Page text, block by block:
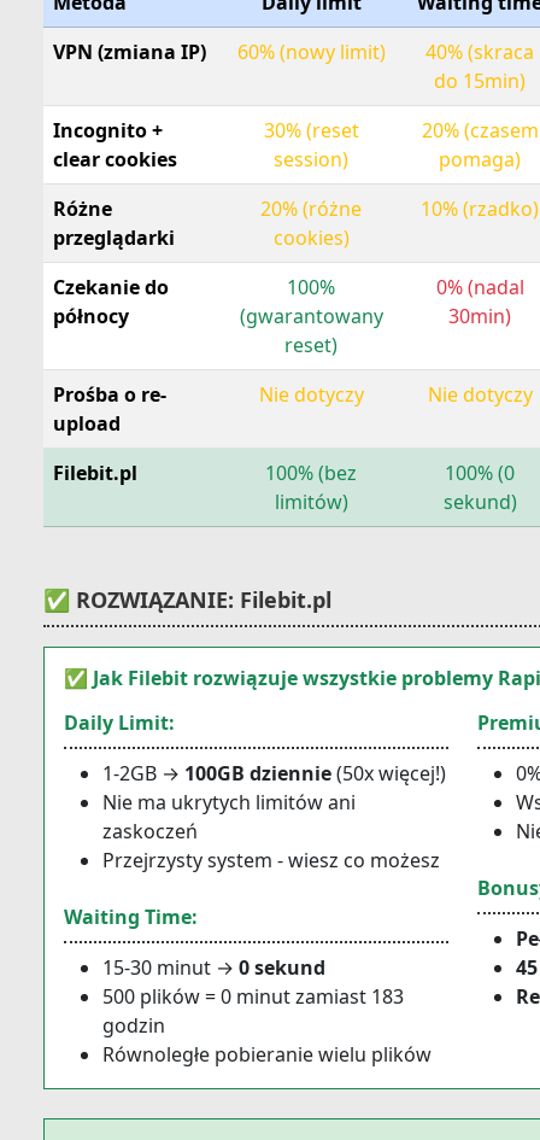
VPN (zmiana IP)
60% (nowy limit)
40% (skraca
do 15min)
Incognito +
clear cookies
30% (reset
session)
20% (czasem
pomaga)
Różne
przeglądarki
20% (różne
cookies)
10% (rzadko)
Czekanie do
północy
100%
(gwarantowany
reset)
0% (nadal
30min)
Prośba o re-
upload
Nie dotyczy Nie dotyczy
Filebit.pl
100% (bez
limitów)
100% (0
sekund)
✅ ROZWIĄZANIE: Filebit.pl
✅ Jak Filebit rozwiązuje wszystkie problemy
Daily Limit:
1-2GB → 100GB dziennie(50x więcej!)
Nie ma ukrytych limitów ani
zaskoczeń
Przejrzysty system - wiesz co możesz
Waiting Time:
15-30 minut → 0 sekund
500 plików = 0 minut zamiast 183
godzin
Równoległe pobieranie wielu plików